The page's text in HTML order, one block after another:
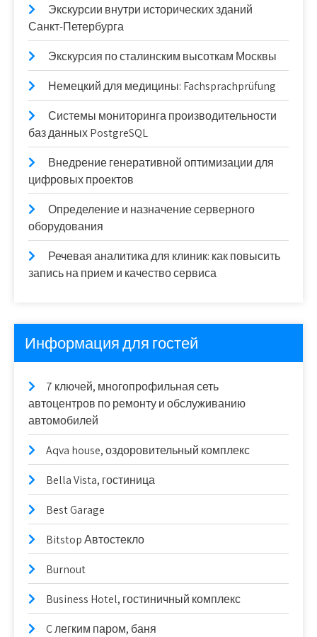
Экскурсии внутри исторических зданий
Санкт-Петербурга
Экскурсия по сталинским высоткам Москвы
Немецкий для медицины: Fachsprachprüfung
Системы мониторинга производительности
баз данных PostgreSQL
Внедрение генеративной оптимизации для
цифровых проектов
Определение и назначение серверного
оборудования
Речевая аналитика для клиник: как повысить
запись на прием и качество сервиса
Информация для гостей
7 ключей, многопрофильная сеть
автоцентров по ремонту и обслуживанию
автомобилей
Aqva house, оздоровительный комплекс
Bella Vista, гостиница
Best Garage
Bitstop Автостекло
Burnout
Business Hotel, гостиничный комплекс
C легким паром, баня